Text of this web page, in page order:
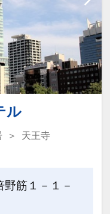
歩1分・スー
から徒歩約3
で約20分
ル
天王寺
筋１－１－